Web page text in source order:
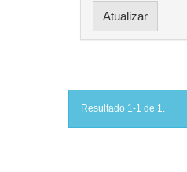
Resultado 1-1 de 1.